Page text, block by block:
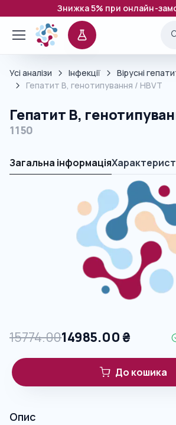
Знижка 5% при онлайн-
Усі аналізи Інфекції
Вірусні
Гепатит В, генотипування / HBVT
Гепатит В,
1150
Загальна інформація
15774.0014985.00₴
До кошика
Опис